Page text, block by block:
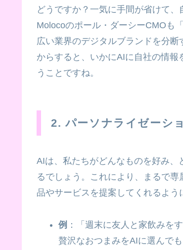
どうですか？一気に手間が省けて
Molocoのポール・ダーシーCMOも
広い業界のデジタルブランドを分
からすると、いかにAIに自社の情
うことですね。
2. パーソナライゼーシ
AIは、私たちがどんなものを好み
るでしょう。これにより、まるで
品やサービスを提案してくれるよう
例 ：「週末に友人と家飲みを
贅沢なおつまみをAIに選んでも